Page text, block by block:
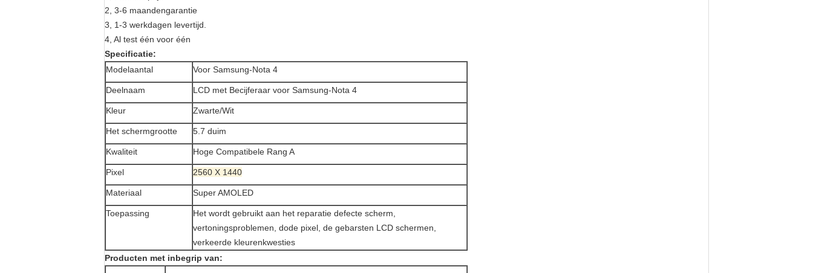
2, 3-6 maandengarantie
3, 1-3 werkdagen levertijd.
4, Al test één voor één
Specificatie:
Modelaantal
Voor Samsung-Nota 4
Deelnaam LCD met Becijferaar voor Samsung-Nota 4
Kleur Zwarte/Wit
Het schermgrootte 5.7 duim
Kwaliteit Hoge Compatibele Rang A
Pixel 2560 X 1440
Materiaal Super AMOLED
Toepassing
Het wordt gebruikt aan het reparatie defecte scherm,
vertoningsproblemen, dode pixel, de gebarsten LCD schermen,
verkeerde kleurenkwesties
Producten met inbegrip van: